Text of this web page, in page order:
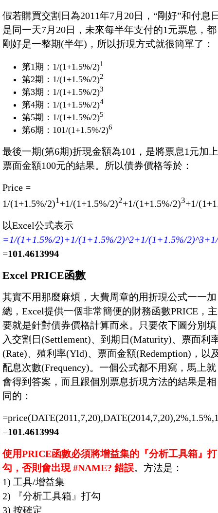
假若購買交割日為2011年7月20日，“剛好”和付息
是同一天7月20日，未來每半年支付的1元票息，都
剛好是一整期(半年)，所以折現方式就很簡單了：
第1期：1/(1+1.5%/2)1
第2期：1/(1+1.5%/2)2
第3期：1/(1+1.5%/2)3
第4期：1/(1+1.5%/2)4
第5期：1/(1+1.5%/2)5
第6期：101/(1+1.5%/2)6
最後一期(第6期)折現金額為101，是將票息1元加上
票面金額100元的結果。所以債券價格等於：
Price =
1/(1+1.5%/2)1+1/(1+1.5%/2)2+1/(1+1.5%/2)3+1/
以Excel公式表示
=1/(1+1.5%/2)+1/(1+1.5%/2)^2+1/(1+1.5%/
=101.4613994
Excel PRICE函數
其實不用那麼麻煩，大費周章的用折現公式一一加
總，Excel提供一個非常簡便的財務函數PRICE，主
要就是針對債券價格計算而來。只要依下圖分別填
入交割日(Settlement)、到期日(Maturity)、票面利
(Rate)、殖利率(Yld)、票面金額(Redemption)，以
配息次數(Frequency)。一個公式都不用寫，馬上就
會得到答案，而且跟個別票息折現方法的結果是相
同的：
=101.4613994
使用PRICE函數必須將增益集的『分析工具箱』打
勾，否則會出現 #NAME? 錯誤。方法是：
1) 工具/增益集
2) 『分析工具箱』打勾
3) 按確定